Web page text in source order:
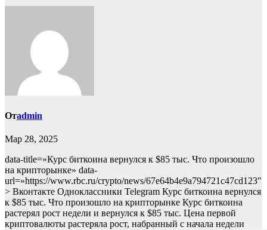
Отadmin
Мар 28, 2025
data-title=»Курс биткоина вернулся к $85 тыс. Что произошло
на крипторынке» data-
url=»https://www.rbc.ru/crypto/news/67e64b4e9a794721c47cd123″
> Вконтакте Одноклассники Telegram Курс биткоина вернулся
к $85 тыс. Что произошло на крипторынке Курс биткоина
растерял рост недели и вернулся к $85 тыс. Цена первой
криптовалюты растеряла рост, набранный с начала недели